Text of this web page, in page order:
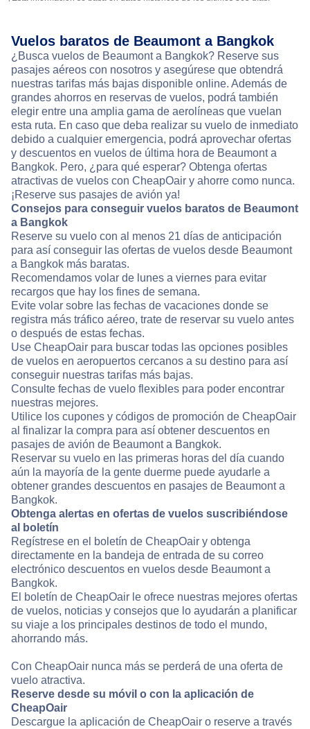
Vuelos baratos de Beaumont a Bangkok
¿Busca vuelos de Beaumont a Bangkok? Reserve sus
pasajes aéreos con nosotros y asegúrese que obtendrá
nuestras tarifas más bajas disponible online. Además de
grandes ahorros en reservas de vuelos, podrá también
elegir entre una amplia gama de aerolíneas que vuelan
esta ruta. En caso que deba realizar su vuelo de inmediato
debido a cualquier emergencia, podrá aprovechar ofertas
y descuentos en vuelos de última hora de Beaumont a
Bangkok. Pero, ¿para qué esperar? Obtenga ofertas
atractivas de vuelos con CheapOair y ahorre como nunca.
¡Reserve sus pasajes de avión ya!
Consejos para conseguir vuelos baratos de Beaumont
a Bangkok
Reserve su vuelo con al menos 21 días de anticipación
para así conseguir las ofertas de vuelos desde Beaumont
a Bangkok más baratas.
Recomendamos volar de lunes a viernes para evitar
recargos que hay los fines de semana.
Evite volar sobre las fechas de vacaciones donde se
registra más tráfico aéreo, trate de reservar su vuelo antes
o después de estas fechas.
Use CheapOair para buscar todas las opciones posibles
de vuelos en aeropuertos cercanos a su destino para así
conseguir nuestras tarifas más bajas.
Consulte fechas de vuelo flexibles para poder encontrar
nuestras mejores.
Utilice los cupones y códigos de promoción de CheapOair
al finalizar la compra para así obtener descuentos en
pasajes de avión de Beaumont a Bangkok.
Reservar su vuelo en las primeras horas del día cuando
aún la mayoría de la gente duerme puede ayudarle a
obtener grandes descuentos en pasajes de Beaumont a
Bangkok.
Obtenga alertas en ofertas de vuelos suscribiéndose
al boletín
Regístrese en el boletín de CheapOair y obtenga
directamente en la bandeja de entrada de su correo
electrónico descuentos en vuelos desde Beaumont a
Bangkok.
El boletín de CheapOair le ofrece nuestras mejores ofertas
de vuelos, noticias y consejos que lo ayudarán a planificar
su viaje a los principales destinos de todo el mundo,
ahorrando más.
Con CheapOair nunca más se perderá de una oferta de
vuelo atractiva.
Reserve desde su móvil o con la aplicación de
CheapOair
Descargue la aplicación de CheapOair o reserve a través